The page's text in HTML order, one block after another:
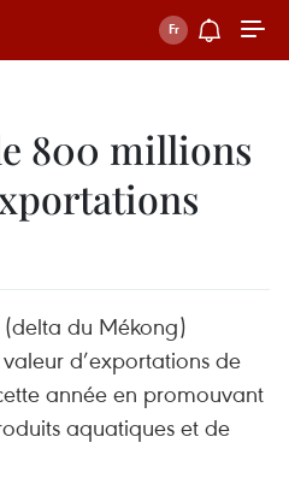
800 millions
du Mékong)
d’exportations de
année en promouvant
aquatiques et de